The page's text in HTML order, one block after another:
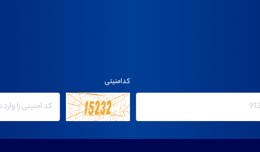
کدامنیتی